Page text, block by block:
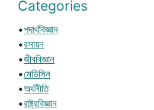
Categories
•পদার্থবিজ্ঞান
•রসায়ন
•জীববিজ্ঞান
•মেডিসিন
•অর্থনীতি
•রাষ্ট্রবিজ্ঞান